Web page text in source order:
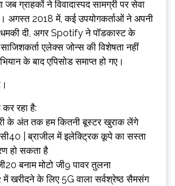
जब ग्राहकों ने विवादास्पद सामग्री पर सेवा
अगस्त 2018 में, कई उपयोगकर्ताओं ने अपनी
धमकी दी, अगर Spotify ने पॉडकास्ट के
एलेक्स जोन्स की विशेषता नहीं
के बाद एपिसोड समाप्त हो गए।
रहा है:
के अंत तक हम कितनी बूस्टर खुराक लेंगे
सी40 | ब्राजील में इलेक्ट्रिक कूपे का सस्ता
हो सकता है
बनाम मोटो जी9 पावर तुलना
खरीदने के लिए 5G वाला सर्वश्रेष्ठ सैमसंग